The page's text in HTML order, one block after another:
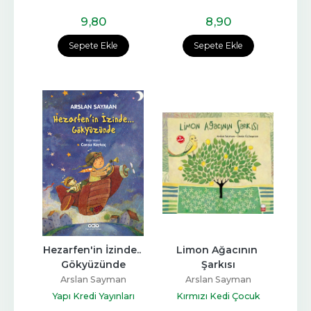
Sepete Ekle
9,80
Sepete Ekle
8,90
Hezarfen'in İzinde..
Gökyüzünde
Arslan Sayman
Yapı Kredi Yayınları
Limon Ağacının
Şarkısı
Arslan Sayman
Kırmızı Kedi Çocuk